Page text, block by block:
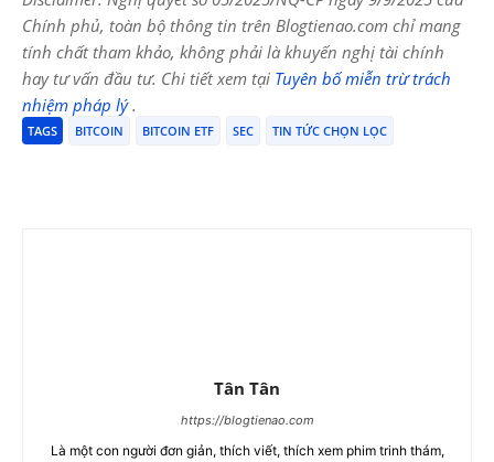
Chính phủ, toàn bộ thông tin trên Blogtienao.com chỉ mang
tính chất tham khảo, không phải là khuyến nghị tài chính
hay tư vấn đầu tư. Chi tiết xem tại Tuyên bố miễn trừ trách
nhiệm pháp lý.
TAGS BITCOIN BITCOIN ETF SEC TIN TỨC CHỌN LỌC
Tân Tân
https://blogtienao.com
Là một con người đơn giản, thích viết, thích xem phim trinh thám,